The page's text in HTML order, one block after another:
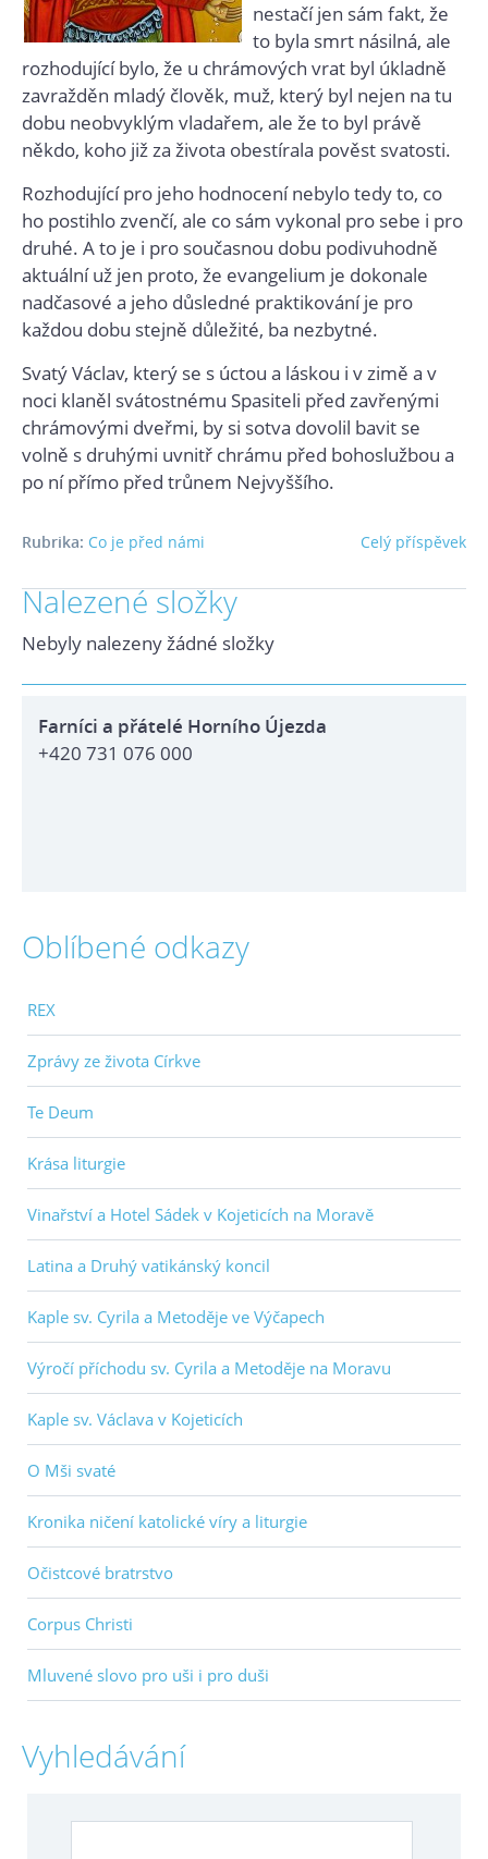
nestačí jen sám fakt, že
to byla smrt násilná, ale
rozhodující bylo, že u chrámových vrat byl úkladně
zavražděn mladý člověk, muž, který byl nejen na tu
dobu neobvyklým vladařem, ale že to byl právě
někdo, koho již za života obestírala pověst svatosti.
Rozhodující pro jeho hodnocení nebylo tedy to, co
ho postihlo zvenčí, ale co sám vykonal pro sebe i pro
druhé. A to je i pro současnou dobu podivuhodně
aktuální už jen proto, že evangelium je dokonale
nadčasové a jeho důsledné praktikování je pro
každou dobu stejně důležité, ba nezbytné.
Svatý Václav, který se s úctou a láskou i v zimě a v
noci klaněl svátostnému Spasiteli před zavřenými
chrámovými dveřmi, by si sotva dovolil bavit se
volně s druhými uvnitř chrámu před bohoslužbou a
po ní přímo před trůnem Nejvyššího.
Celý příspěvek
Rubrika: Co je před námi
Nalezené složky
Nebyly nalezeny žádné složky
Farníci a přátelé Horního Újezda
+420 731 076 000
Oblíbené odkazy
REX
Zprávy ze života Církve
Te Deum
Krása liturgie
Vinařství a Hotel Sádek v Kojeticích na Moravě
Latina a Druhý vatikánský koncil
Kaple sv. Cyrila a Metoděje ve Výčapech
Výročí příchodu sv. Cyrila a Metoděje na Moravu
Kaple sv. Václava v Kojeticích
O Mši svaté
Kronika ničení katolické víry a liturgie
Očistcové bratrstvo
Corpus Christi
Mluvené slovo pro uši i pro duši
Vyhledávání